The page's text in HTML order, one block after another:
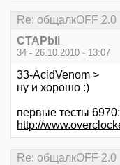
Re: общалкOFF 2.0
CTAPbIi
34 - 26.10.2010 - 13:07
33-AcidVenom >
ну и хорошо :)
первые тесты 6970:
http://
Re: общалкOFF 2.0